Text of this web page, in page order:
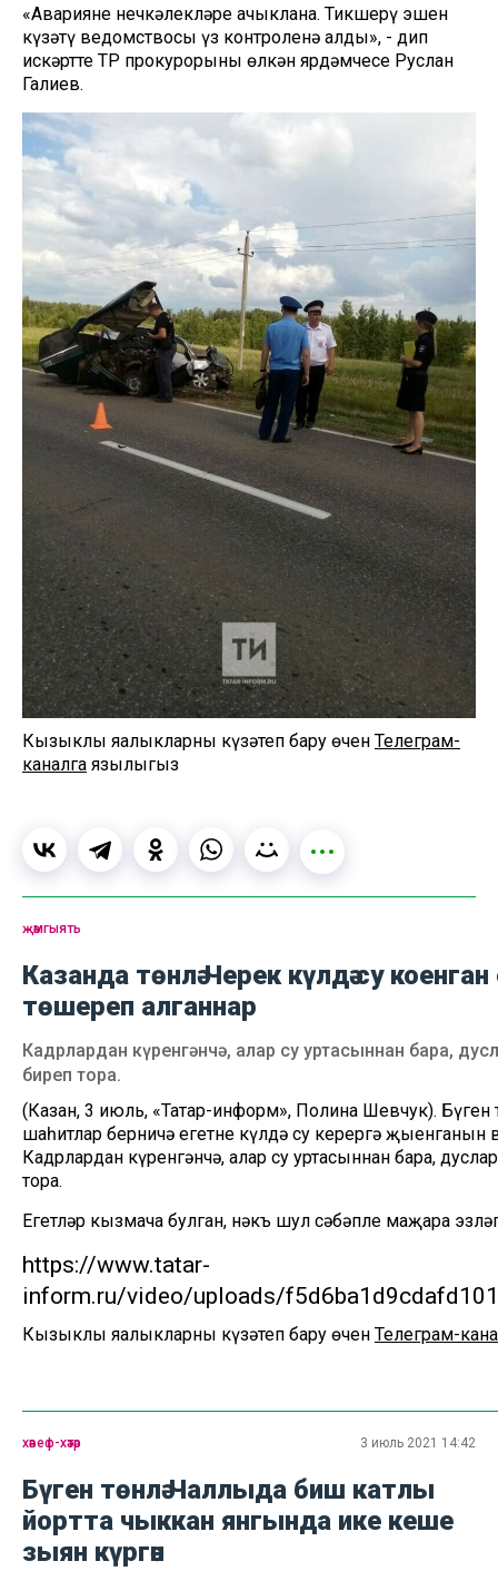
«Авариянең нечкәлекләре ачыклана. Тикшерү эшен
күзәтү ведомствосы үз контроленә алды», - дип
искәртте ТР прокурорының өлкән ярдәмчесе Руслан
Галиев.
Кызыклы яңалыкларны күзәтеп бару өчен Телеграм-
каналга язылыгыз
җәмгыять
Казанда төнлә Черек күлдә су
төшереп алганнар
Кадрлардан күренгәнчә, алар су уртасыннан бара,
биреп тора.
(Казан, 3 июль, «Татар-информ», Полина Шевчук).
шаһитлар берничә егетнең күлдә су керергә җыенганын
Кадрлардан күренгәнчә, алар су уртасыннан бара,
тора.
Егетләр кызмача булган, нәкъ шул сәбәпле маҗара
https://www.tatar-
inform.ru/video/uploads/
Кызыклы яңалыкларны күзәтеп бару өчен Телеграм-
хәвеф-хәтәр 3 июль 2021 14:42
Бүген төнлә Чаллыда биш катлы
йортта чыккан янгында ике кеше
зыян күргән